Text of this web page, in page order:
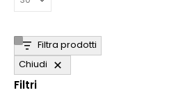
Filtra prodotti
Chiudi
Filtri